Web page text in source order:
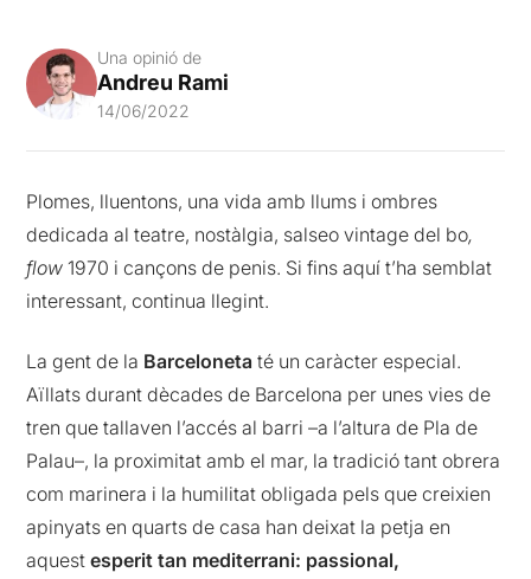
Una opinió de
Andreu Rami
14/06/2022
Plomes, lluentons, una vida amb llums i ombres
dedicada al teatre, nostàlgia, salseo vintage del bo,
flow 1970 i cançons de penis. Si fins aquí t’ha semblat
interessant, continua llegint.
La gent de la Barceloneta té un caràcter especial.
Aïllats durant dècades de Barcelona per unes vies de
tren que tallaven l’accés al barri –a l’altura de Pla de
Palau–, la proximitat amb el mar, la tradició tant obrera
com marinera i la humilitat obligada pels que creixien
apinyats en quarts de casa han deixat la petja en
aquestesperit tan mediterrani: passional,